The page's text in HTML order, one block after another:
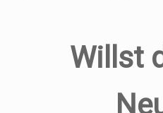
Willst